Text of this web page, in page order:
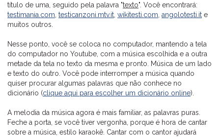
título de uma, seguido pela palavra "texto". Você encontrará:
testimania.com testicanzoni.mtv.it wikitesti.com angolotesti.it e
muitos outros.
Nesse ponto, você se coloca no computador, mantendo a tela
do computador no Youtube, com a música escolhida e a outra
metade da tela no texto da mesma e pronto. Música de um lado
e texto do outro. Você pode interromper a música quando
quiser procurar algumas palavras que não conhece no
dicionário (clique aqui para escolher um dicionário online).
A melodia da música agora é mais familiar, as palavras puras.
Feche a porta, se você tiver vergonha, porque é hora de cantar
sobre a música, estilo karaokê. Cantar com o cantor ajudará